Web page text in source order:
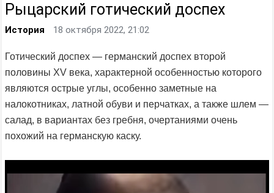
Рыцарский готический доспех
История 18 октября 2022, 21:02
Готический доспех — германский доспех второй
половины XV века, характерной особенностью которого
являются острые углы, особенно заметные на
налокотниках, латной обуви и перчатках, а также шлем —
салад, в вариантах без гребня, очертаниями очень
похожий на германскую каску.